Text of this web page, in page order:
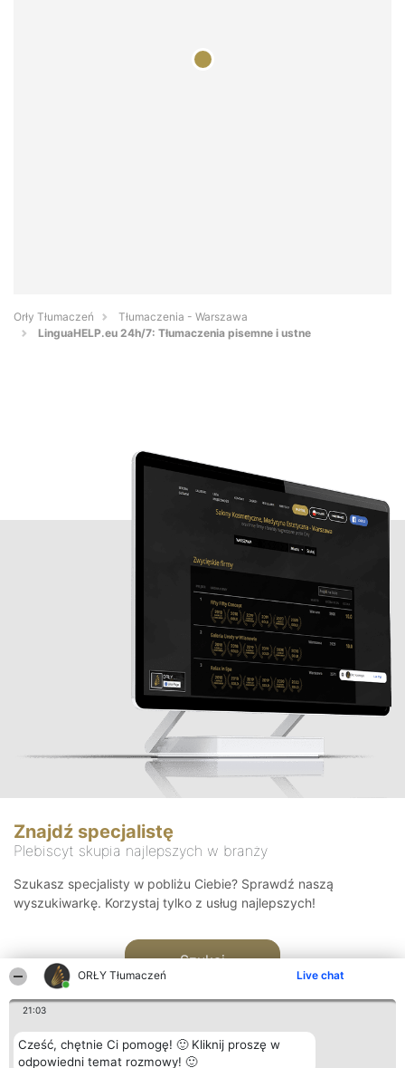
ORŁY Tłumaczeń Live chat
21:03
Cześć, chętnie Ci pomogę! 🙂 Kliknij proszę w
odpowiedni temat rozmowy! 🙂
Orły Tłumaczeń
Tłumaczenia - Warszawa
LinguaHELP.eu 24h/7: Tłumaczenia pisemne i ustne
Znajdź specjalistę
Plebiscyt skupia najlepszych w branży
Szukasz specjalisty w pobliżu Ciebie? Sprawdź naszą
wyszukiwarkę. Korzystaj tylko z usług najlepszych!
Szukaj